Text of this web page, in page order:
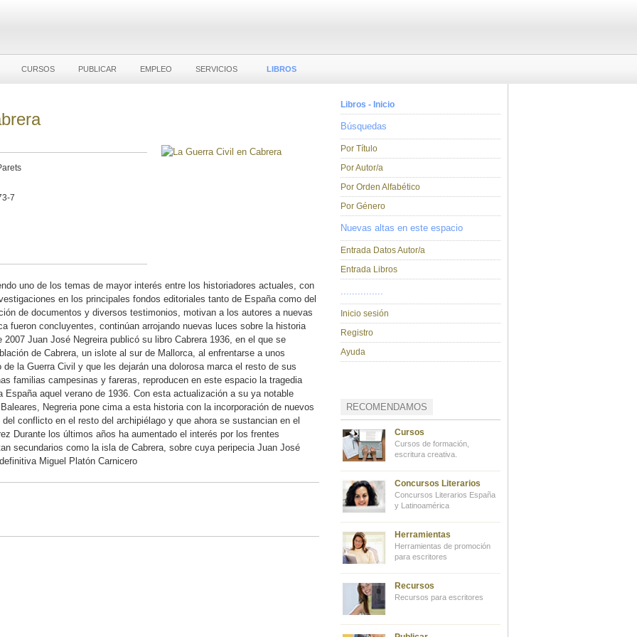
CURSOS PUBLICAR EMPLEO SERVICIOS LIBROS
7
uno de los temas de mayor interés entre los historiadores actuales, con
en los principales fondos editoriales tanto de España como del
de documentos y diversos testimonios, motivan a los autores a nuevas
fueron concluyentes, continúan arrojando nuevas luces sobre la historia
Juan José Negreira publicó su libro Cabrera 1936, en el que se
de Cabrera, un islote al sur de Mallorca, al enfrentarse a unos
la Guerra Civil y que les dejarán una dolorosa marca el resto de sus
familias campesinas y fareras, reproducen en este espacio la tragedia
aquel verano de 1936. Con esta actualización a su ya notable
Negreria pone cima a esta historia con la incorporación de nuevos
conflicto en el resto del archipiélago y que ahora se sustancian en el
Durante los últimos años ha aumentado el interés por los frentes
secundarios como la isla de Cabrera, sobre cuya peripecia Juan José
Miguel Platón Carnicero
Libros - Inicio
Búsquedas
Por Título
Por Autor/a
Por Orden Alfabético
Por Género
Nuevas altas en este espacio
Entrada Datos Autor/a
Entrada Libros
...............
Inicio sesión
Registro
Ayuda
RECOMENDAMOS
Cursos
Cursos de formación,
escritura creativa.
Concursos Literarios
Concursos Literarios España
y Latinoamérica
Herramientas
Herramientas de promoción
para escritores
Recursos
Recursos para escritores